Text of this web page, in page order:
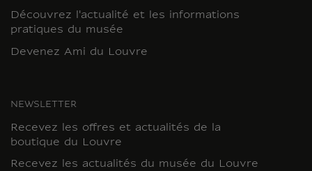
Découvrez l'actualité et les informations
pratiques du musée
Devenez Ami du Louvre
NEWSLETTER
Recevez les offres et actualités de la
boutique du Louvre
Recevez les actualités du musée du Louvre